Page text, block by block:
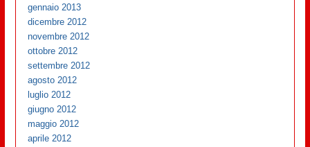
gennaio 2013
dicembre 2012
novembre 2012
ottobre 2012
settembre 2012
agosto 2012
luglio 2012
giugno 2012
maggio 2012
aprile 2012